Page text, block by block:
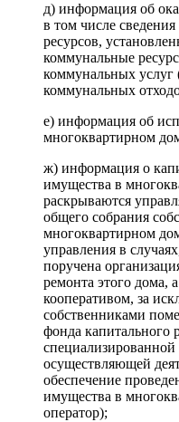
д) информация об
в том числе
ресурсов,
коммунальные
коммунальных услуг
коммунальных
е) информация об
многоквартирном
ж) информация о
имущества в
раскрываются
общего собрания
многоквартирном
управления в
поручена
ремонта этого дома,
кооперативом, за
собственниками
фонда капитального
осуществляющей
обеспечение
имущества в
оператор);